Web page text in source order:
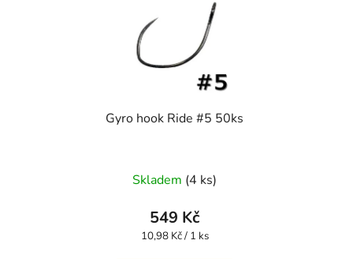
Gyro hook Ride #5 50ks
Skladem (4 ks)
549 Kč
Měrná
10,98 Kč / 1 ks